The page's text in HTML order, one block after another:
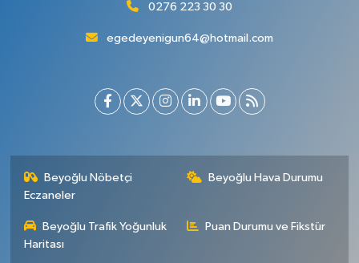
0276 223 30 30
egedeyenigun64@hotmail.com
Beyoğlu Nöbetçi
Eczaneler
Beyoğlu Hava Durumu
Beyoğlu Trafik Yoğunluk
Haritası
Puan Durumu ve Fikstür